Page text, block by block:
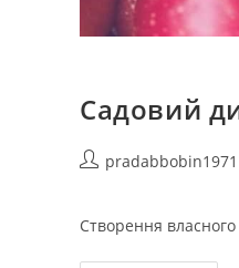
Садовий
Авторpradabbobin1971
Створення